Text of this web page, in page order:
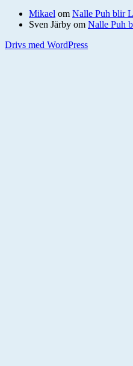
Mikael om Nalle Puh blir
Sven Järby om Nalle Puh
Drivs med WordPress